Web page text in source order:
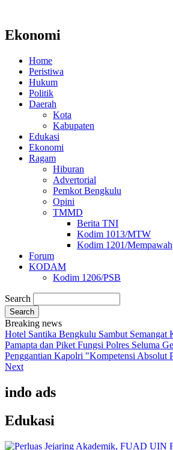
Ekonomi
Home
Peristiwa
Hukum
Politik
Daerah
Kota
Kabupaten
Edukasi
Ekonomi
Ragam
Hiburan
Advertorial
Pemkot Bengkulu
Opini
TMMD
Berita TNI
Kodim 1013/MTW
Kodim 1201/Mempawah
Forum
KODAM
Kodim 1206/PSB
Search
Breaking news
Hotel Santika Bengkulu Sambut Semangat
Pamapta dan Piket Fungsi Polres Seluma
Penggantian Kapolri "Kompetensi Absolut
Next
indo ads
Edukasi